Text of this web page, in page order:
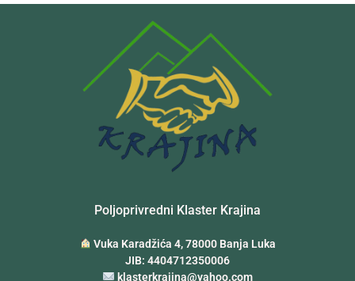
Poljoprivredni Klaster Krajina
Vuka Karadžića 4, 78000 Banja Luka
JIB: 4404712350006
klasterkrajina@yahoo.com